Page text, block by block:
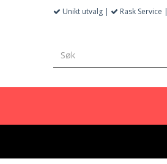
Unikt utvalg | Rask Service |